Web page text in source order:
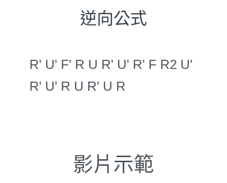
逆向公式
R' U' F' R U R' U' R' F R2 U'
R' U' R U R' U R
影片示範